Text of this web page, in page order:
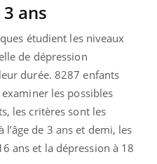
ans
étudient les niveaux
de dépression
durée. 8287 enfants
les possibles
les critères sont les
de 3 ans et demi, les
ans et la dépression à 18